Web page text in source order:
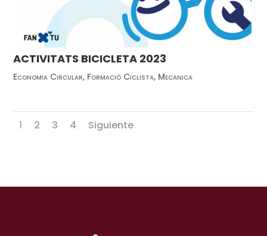
ACTIVITATS BICICLETA 2023
Economia Circular, Formació Ciclista, Mecanica
1 2 3 4 Siguiente